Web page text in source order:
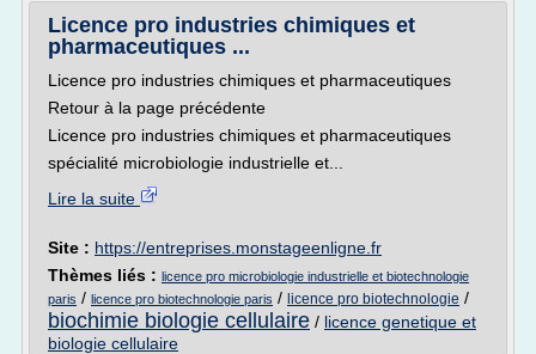
Licence pro industries chimiques et
pharmaceutiques ...
Licence pro industries chimiques et pharmaceutiques
Retour à la page précédente
Licence pro industries chimiques et pharmaceutiques
spécialité microbiologie industrielle et...
Lire la suite
Site : https://entreprises.monstageenligne.fr
Thèmes liés : licence pro microbiologie industrielle et biotechnologie
paris / licence pro biotechnologie paris / licence pro biotechnologie /
biochimie biologie cellulaire / licence genetique et
biologie cellulaire